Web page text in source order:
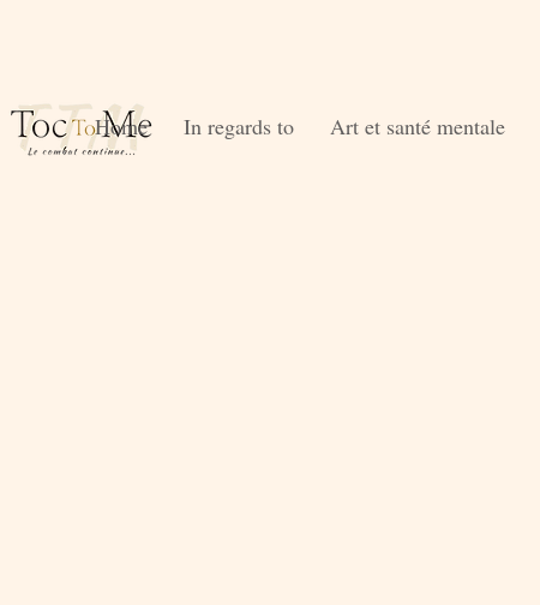
Home In regards to Art et santé mentale